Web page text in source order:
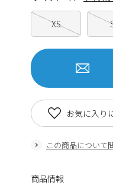
XS
この商品について
お気に入り
商品情報